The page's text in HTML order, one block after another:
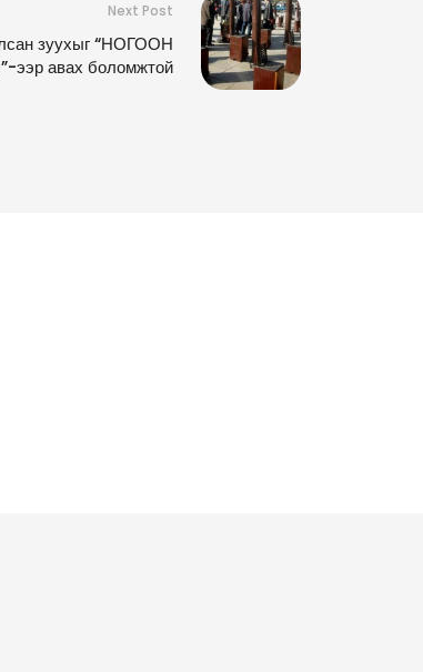
Next Post
зуухыг “НОГООН
ээр авах боломжтой